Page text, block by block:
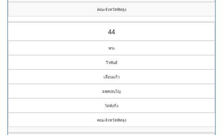
คณะจังหวัดพัทลุง
44
พระ
วีรพันธ์
เลื่อนแก้ว
อคฺคปญฺโญ
วัดพังกิ่ง
คณะจังหวัดพัทลุง